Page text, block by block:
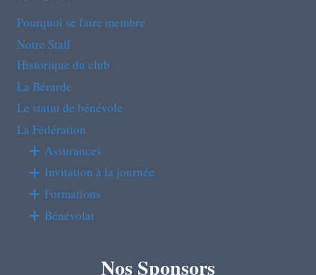
Pourquoi se faire membre
Notre Staff
Historique du club
La Bérarde
Le statut de bénévole
La Fédération
Assurances
Invitation à la journée
Formations
Bénévolat
Nos Sponsors